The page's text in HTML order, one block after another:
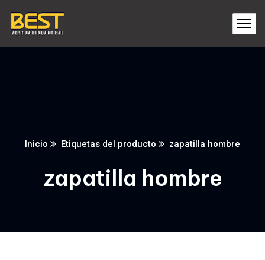
Inicio Etiquetas del producto zapatilla hombre
zapatilla hombre